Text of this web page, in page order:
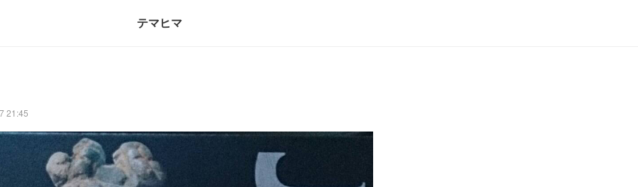
テマヒマ
21:45